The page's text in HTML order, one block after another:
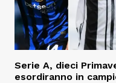
Serie A, dieci
esordiranno in